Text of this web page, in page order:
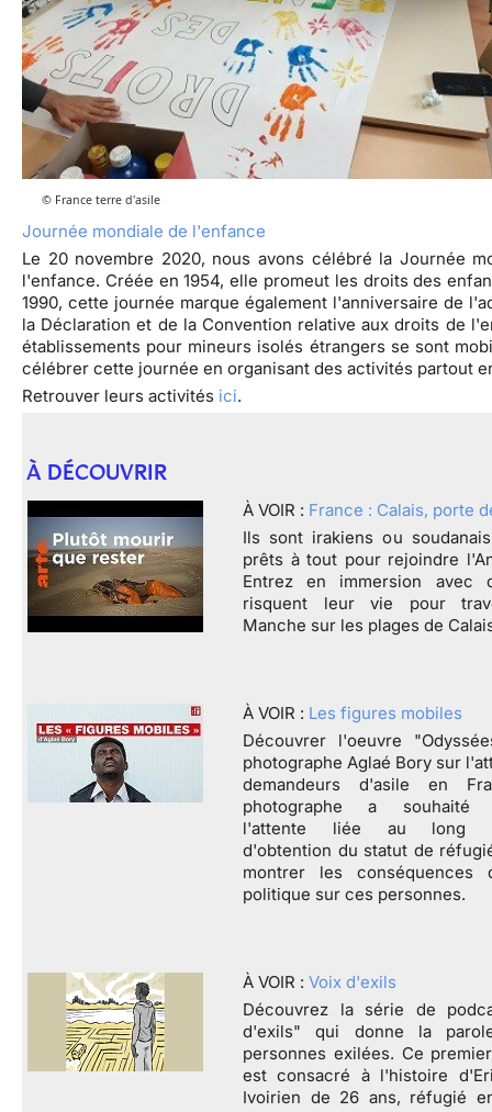
© France terre d'asile
Journée mondiale de l'enfance
Le 20 novembre 2020, nous avons célébré la Journée
l'enfance. Créée en 1954, elle promeut les droits des
1990, cette journée marque également l'anniversaire de
la Déclaration et de la Convention relative aux droits de
établissements pour mineurs isolés étrangers se sont
célébrer cette journée en organisant des activités partout
Retrouver leurs activités ici.
À DÉCOUVRIR
À VOIR : France : Calais, porte
Ils sont irakiens ou
prêts à tout pour rejoindre
Entrez en immersion avec
risquent leur vie pour
Manche sur les plages de
À VOIR : Les figures mobiles
Découvrer l'oeuvre
photographe Aglaé Bory sur
demandeurs d'asile en
photographe a souhaité
l'attente liée au long
d'obtention du statut de
montrer les conséquences
politique sur ces personnes.
À VOIR : Voix d'exils
Découvrez la série de
d'exils" qui donne la
personnes exilées. Ce
est consacré à l'histoire
Ivoirien de 26 ans, réfugié